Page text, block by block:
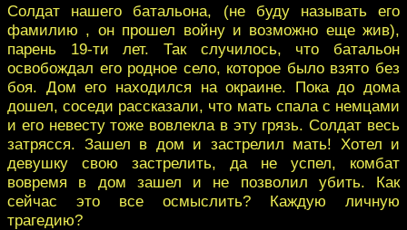
Солдат нашего батальона, (не буду называть его
фамилию , он прошел войну и возможно еще жив),
парень 19-ти лет. Так случилось, что батальон
освобождал его родное село, которое было взято без
боя. Дом его находился на окраине. Пока до дома
дошел, соседи рассказали, что мать спала с немцами
и его невесту тоже вовлекла в эту грязь. Солдат весь
затрясся. Зашел в дом и застрелил мать! Хотел и
девушку свою застрелить, да не успел, комбат
вовремя в дом зашел и не позволил убить. Как
сейчас это все осмыслить? Каждую личную
трагедию?